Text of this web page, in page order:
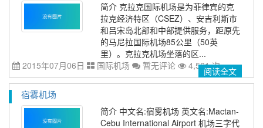
简介 克拉克国际机场是为菲律宾的克
拉克经济特区（CSEZ）、安吉利斯市
和吕宋岛北部和中部提供服务，距原先
的马尼拉国际机场85公里（50英
里）。克拉克机场坐落的区...
2015年07月06日
国际机场 暂无评论 4,561 次阅读全文
宿雾机场
简介 中文名:宿雾机场 英文名:Mactan-
Cebu International Airport 机场三字代